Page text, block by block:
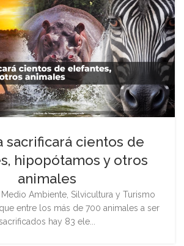
sacrificará cientos de
hipopótamos y otros
animales
Ambiente, Silvicultura y Turismo
entre los más de 700 animales a ser
hay 83 ele...